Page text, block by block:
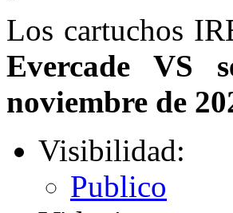
Los cartuchos
Evercade VS
noviembre de
Visibilidad:
Publico